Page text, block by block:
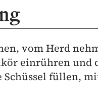
vom Herd
einrühren und
Schüssel füllen,